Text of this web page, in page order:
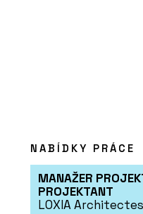
NABÍDKY PRÁCE
MANAŽER
PROJEKTANT
LOXIA